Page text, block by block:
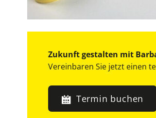
Zukunft gestalten mit
Vereinbaren Sie jetzt einen
Termin buchen